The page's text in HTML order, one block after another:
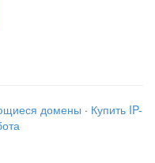
домены · Купить IP-